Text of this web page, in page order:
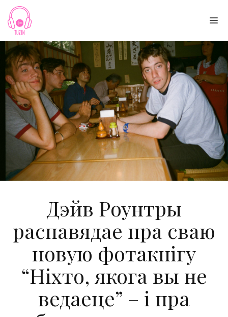
Skip
content
Дэйв Роунтры
распавядае пра сваю
новую фотакнігу
“Ніхто, якога вы не
ведаеце” – і пра